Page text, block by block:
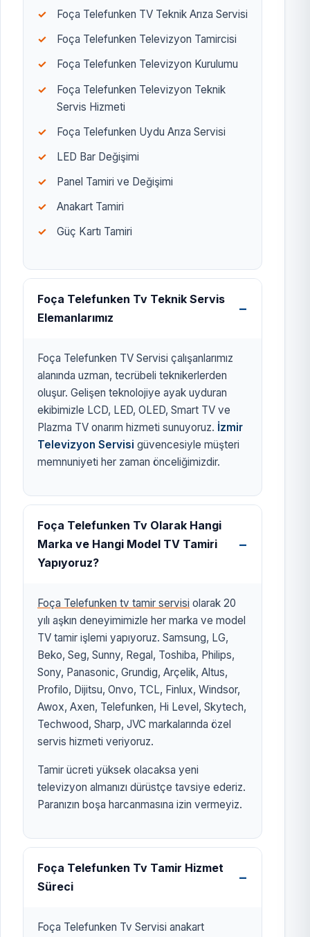
Foça Telefunken TV Teknik Arıza Servisi
Foça Telefunken Televizyon Tamircisi
Foça Telefunken Televizyon Kurulumu
Foça Telefunken Televizyon Teknik
Servis Hizmeti
Foça Telefunken Uydu Arıza Servisi
LED Bar Değişimi
Panel Tamiri ve Değişimi
Anakart Tamiri
Güç Kartı Tamiri
Foça Telefunken Tv Teknik Servis
Elemanlarımız
Foça Telefunken TV Servisi çalışanlarımız
alanında uzman, tecrübeli teknikerlerden
oluşur. Gelişen teknolojiye ayak uyduran
ekibimizle LCD, LED, OLED, Smart TV ve
Plazma TV onarım hizmeti sunuyoruz. İzmir
Televizyon Servisi güvencesiyle müşteri
memnuniyeti her zaman önceliğimizdir.
Foça Telefunken Tv Olarak Hangi
Marka ve Hangi Model TV Tamiri
Yapıyoruz?
Foça Telefunken tv tamir servisi olarak 20
yılı aşkın deneyimimizle her marka ve model
TV tamir işlemi yapıyoruz. Samsung, LG,
Beko, Seg, Sunny, Regal, Toshiba, Philips,
Sony, Panasonic, Grundig, Arçelik, Altus,
Profilo, Dijitsu, Onvo, TCL, Finlux, Windsor,
Awox, Axen, Telefunken, Hi Level, Skytech,
Techwood, Sharp, JVC markalarında özel
servis hizmeti veriyoruz.
Tamir ücreti yüksek olacaksa yeni
televizyon almanızı dürüstçe tavsiye ederiz.
Paranızın boşa harcanmasına izin vermeyiz.
Foça Telefunken Tv Tamir Hizmet
Süreci
Foça Telefunken Tv Servisi anakart